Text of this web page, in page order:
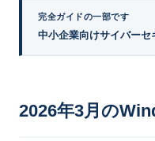
完全ガイドの一部です
中小企業向けサイバー
2026年3月の